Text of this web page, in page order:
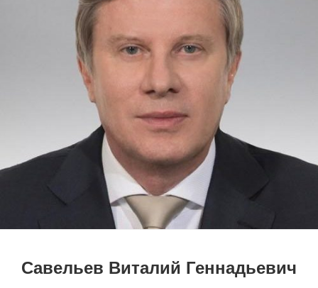
Савельев Виталий Геннадьевич